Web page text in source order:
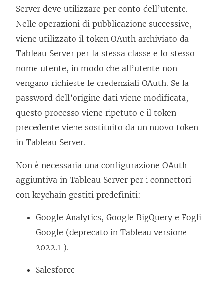
Server deve utilizzare per conto dell’utente.
Nelle operazioni di pubblicazione successive,
viene utilizzato il token OAuth archiviato da
Tableau Server per la stessa classe e lo stesso
nome utente, in modo che all’utente non
vengano richieste le credenziali OAuth. Se la
password dell’origine dati viene modificata,
questo processo viene ripetuto e il token
precedente viene sostituito da un nuovo token
in Tableau Server.
Non è necessaria una configurazione OAuth
aggiuntiva in Tableau Server per i connettori
con keychain gestiti predefiniti:
Google Analytics, Google BigQuery e Fogli
Google (deprecato in Tableau versione
2022.1 ).
Salesforce